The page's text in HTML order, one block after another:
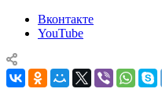
Вконтакте
YouTube